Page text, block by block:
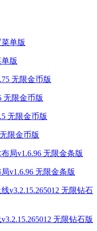
版
无限金币版
限金币版
v1.6.96 无限金条版
无限钻石版